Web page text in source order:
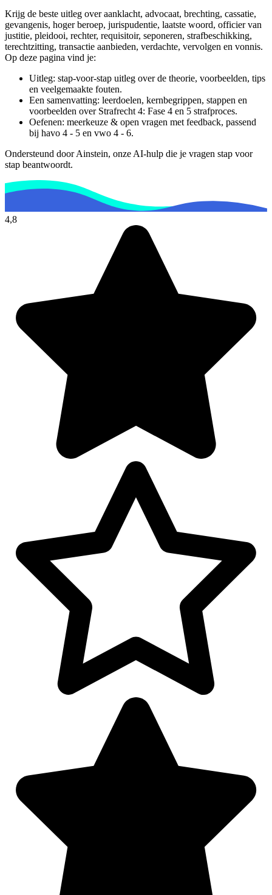
Krijg de beste uitleg over aanklacht, advocaat, brechting, cassatie,
gevangenis, hoger beroep, jurispudentie, laatste woord, officier van
justitie, pleidooi, rechter, requisitoir, seponeren, strafbeschikking,
terechtzitting, transactie aanbieden, verdachte, vervolgen en vonnis.
Op deze pagina vind je:
Uitleg: stap-voor-stap uitleg over de theorie, voorbeelden, tips
en veelgemaakte fouten.
Een samenvatting: leerdoelen, kernbegrippen, stappen en
voorbeelden over Strafrecht 4: Fase 4 en 5 strafproces.
Oefenen: meerkeuze & open vragen met feedback, passend
bij havo 4 - 5 en vwo 4 - 6.
Ondersteund door Ainstein, onze AI-hulp die je vragen stap voor
stap beantwoordt.
4,8